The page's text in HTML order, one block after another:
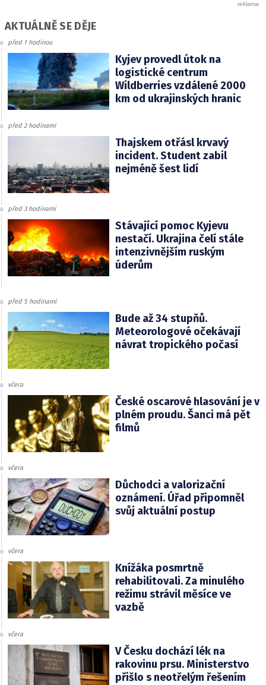
AKTUÁLNĚ SE DĚJE
před 1 hodinou
Kyjev provedl útok na
logistické centrum
Wildberries vzdálené 2000
km od ukrajinských hranic
před 2 hodinami
Thajskem otřásl krvavý
incident. Student zabil
nejméně šest lidí
před 3 hodinami
Stávající pomoc Kyjevu
nestačí. Ukrajina čelí stále
intenzivnějším ruským
úderům
před 5 hodinami
Bude až 34 stupňů.
Meteorologové očekávají
návrat tropického počasí
včera
České oscarové hlasování je v
plném proudu. Šanci má pět
filmů
včera
Důchodci a valorizační
oznámení. Úřad připomněl
svůj aktuální postup
včera
Knížáka posmrtně
rehabilitovali. Za minulého
režimu strávil měsíce ve
vazbě
včera
V Česku dochází lék na
rakovinu prsu. Ministerstvo
přišlo s neotřelým řešením